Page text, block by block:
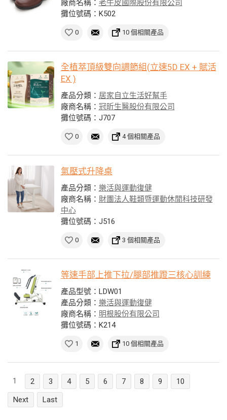
廠商名稱： 老牛皮國際股份有限公司
攤位號碼：K502
0 10 個相關產品
全植萃頂級雙向調節組(立速5D EX + 賦活
EX )
產品分類： 居家自立生活好幫手
廠商名稱： 冠昕生醫股份有限公司
攤位號碼：J707
0 4 個相關產品
氣壓式升降桌
產品分類： 樂活與運動復健
廠商名稱： 財團法人鞋類暨運動休閒科技研發
中心
攤位號碼：J516
0 3 個相關產品
等速手部上推下拉/腿部推蹬三核心訓練
產品型號：LDW01
產品分類： 樂活與運動復健
廠商名稱： 明根股份有限公司
攤位號碼：K214
1 10 個相關產品
1 2 3 4 5 6 7 8 9
10
Next
Last